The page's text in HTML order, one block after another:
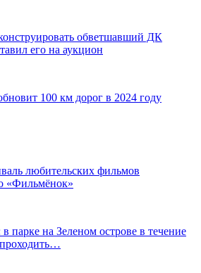
обветшавший ДК
его на аукцион
100 км дорог в 2024 году
любительских фильмов
«Фильмёнок»
парке на Зеленом острове в течение
проходить…